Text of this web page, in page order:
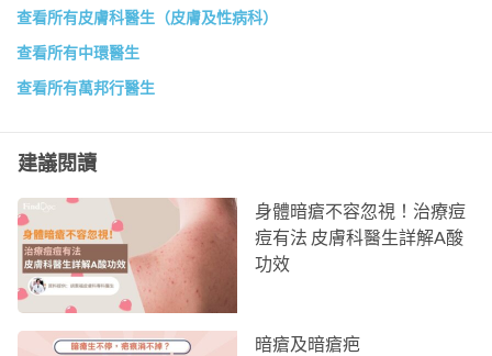
查看所有皮膚科醫生（皮膚及性病科）
查看所有中環醫生
查看所有萬邦行醫生
建議閱讀
身體暗瘡不容忽視！治療痘
痘有法 皮膚科醫生詳解A酸
功效
暗瘡及暗瘡疤